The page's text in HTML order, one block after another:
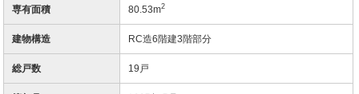
専有面積 80.53m2
建物構造 RC造6階建3階部分
総戸数 19戸